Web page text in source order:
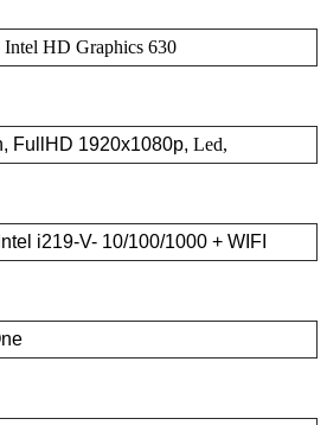
Intel HD Graphics 630
FullHD 1920x1080p, Led,
Intel i219-V- 10/100/1000 + WIFI